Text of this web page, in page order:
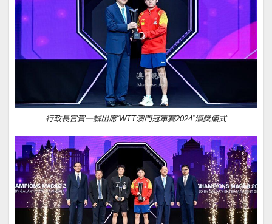
行政長官賀一誠出席“WTT澳門冠軍賽2024”頒獎儀式